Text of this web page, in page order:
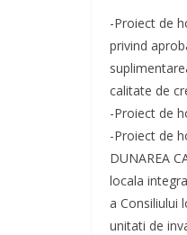
-Proiect de
privind
calitate de
-Proiect de
-Proiect de
DUNAREA
locala
a Consiliului
unitati de